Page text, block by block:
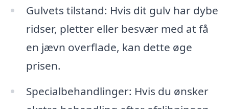
Gulvets tilstand: Hvis dit gulv har dybe
ridser, pletter eller besvær med at få
en jævn overflade, kan dette øge
prisen.
Specialbehandlinger: Hvis du ønsker